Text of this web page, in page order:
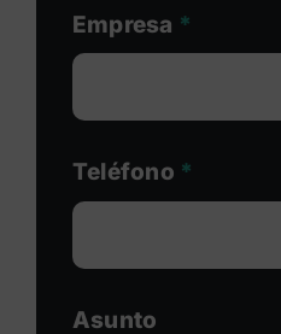
Empresa *
Teléfono *
Asunto